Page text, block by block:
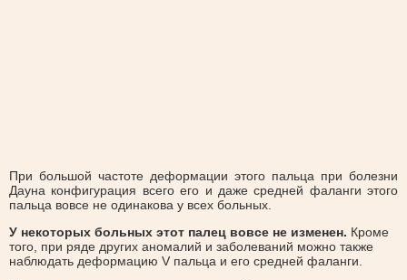
При большой частоте деформации этого пальца при болезни
Дауна конфигурация всего его и даже средней фаланги этого
пальца вовсе не одинакова у всех больных.
У некоторых больных этот палец вовсе не изменен. Кроме
того, при ряде других аномалий и заболеваний можно также
наблюдать деформацию V пальца и его средней фаланги.